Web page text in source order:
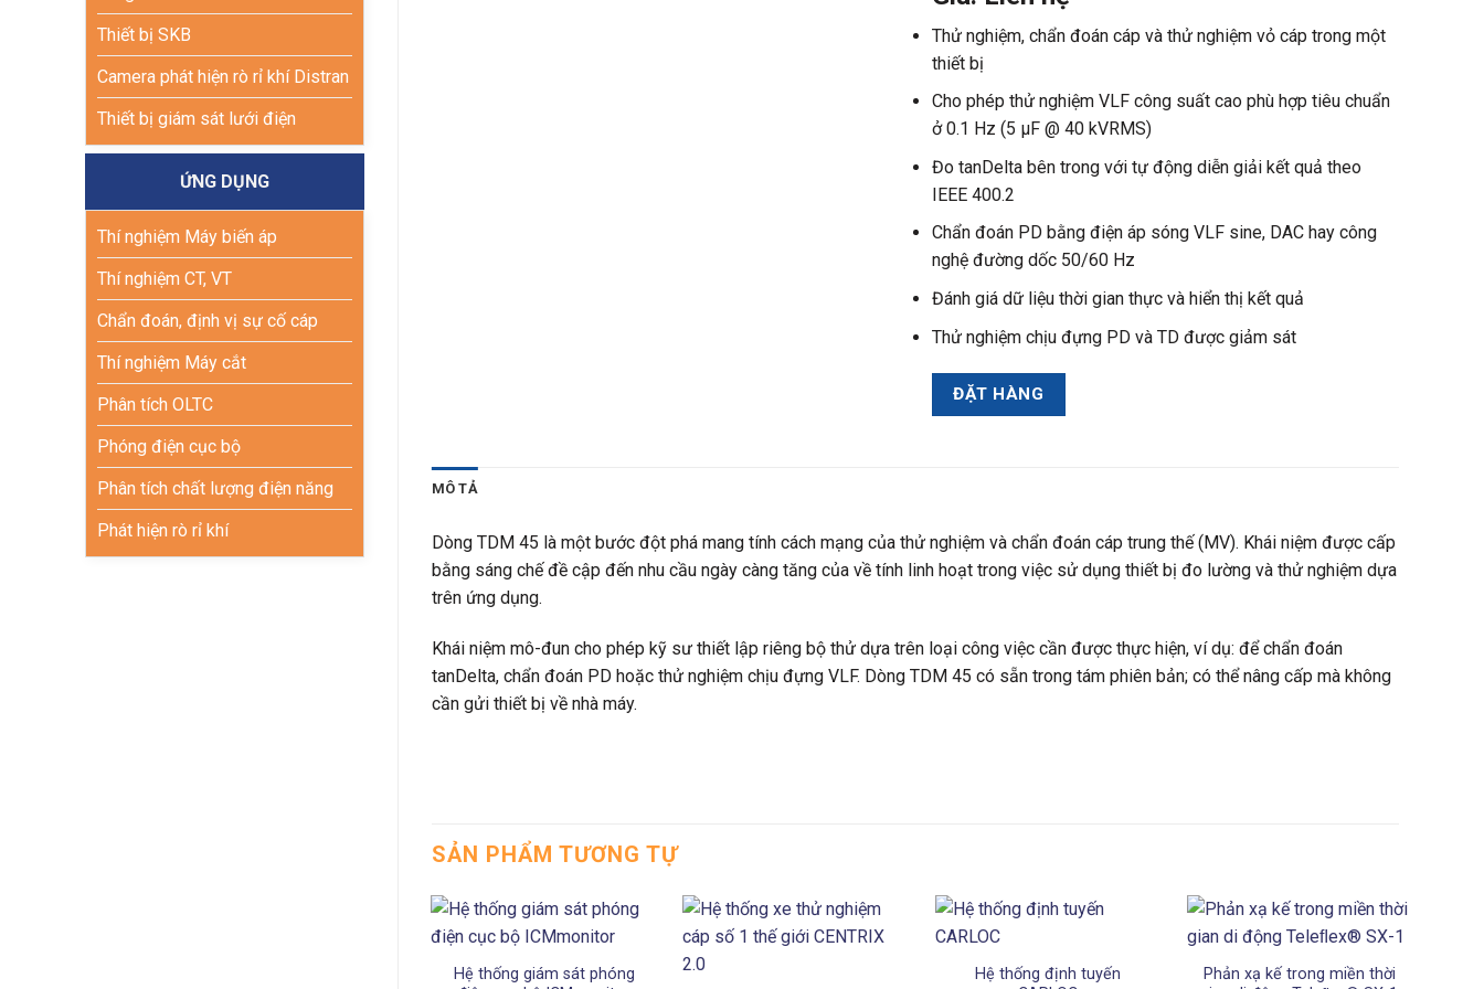
Thiết bị SKB
Camera phát hiện rò rỉ khí Distran
Thiết bị giám sát lưới điện
ỨNG DỤNG
Thí nghiệm Máy biến áp
Thí nghiệm CT, VT
Chẩn đoán, định vị sự cố cáp
Thí nghiệm Máy cắt
Phân tích OLTC
Phóng điện cục bộ
Phân tích chất lượng điện năng
Phát hiện rò rỉ khí
Thử nghiệm, chẩn đoán cáp và thử nghiệm vỏ cáp trong một
thiết bị
Cho phép thử nghiệm VLF công suất cao phù hợp tiêu chuẩn
ở 0.1 Hz (5 µF @ 40 kVRMS)
Đo tanDelta bên trong với tự động diễn giải kết quả theo
IEEE 400.2
Chẩn đoán PD bằng điện áp sóng VLF sine, DAC hay công
nghệ đường dốc 50/60 Hz
Đánh giá dữ liệu thời gian thực và hiển thị kết quả
Thử nghiệm chịu đựng PD và TD được giảm sát
ĐẶT HÀNG
MÔ TẢ
Dòng TDM 45 là một bước đột phá mang tính cách mạng của thử nghiệm và chẩn đoán cáp trung thế (MV). Khái niệm được cấp
bằng sáng chế đề cập đến nhu cầu ngày càng tăng của về tính linh hoạt trong việc sử dụng thiết bị đo lường và thử nghiệm dựa
trên ứng dụng.
Khái niệm mô-đun cho phép kỹ sư thiết lập riêng bộ thử dựa trên loại công việc cần được thực hiện, ví dụ: để chẩn đoán
tanDelta, chẩn đoán PD hoặc thử nghiệm chịu đựng VLF. Dòng TDM 45 có sẵn trong tám phiên bản; có thể nâng cấp mà không
cần gửi thiết bị về nhà máy.
SẢN PHẨM TƯƠNG TỰ
Hệ thống giám sát phóng
Hệ thống định tuyến
Phản xạ kế trong miền thời